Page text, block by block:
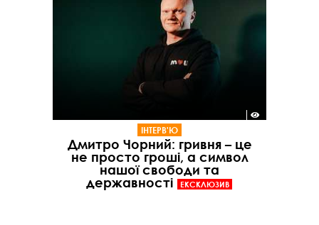
ІНТЕРВ'Ю
Дмитро Чорний: гривня – це
не просто гроші, а символ
нашої свободи та
державності
ЕКСКЛЮЗИВ